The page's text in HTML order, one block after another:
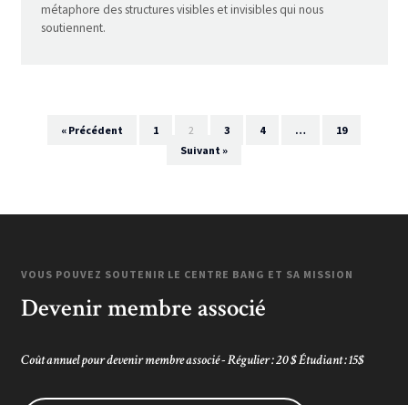
métaphore des structures visibles et invisibles qui nous
soutiennent.
« Précédent 1 2 3 4 …
19
Suivant »
VOUS POUVEZ SOUTENIR LE CENTRE BANG ET SA MISSION
Devenir membre associé
Coût annuel pour devenir membre associé - Régulier : 20 $ Étudiant : 15$